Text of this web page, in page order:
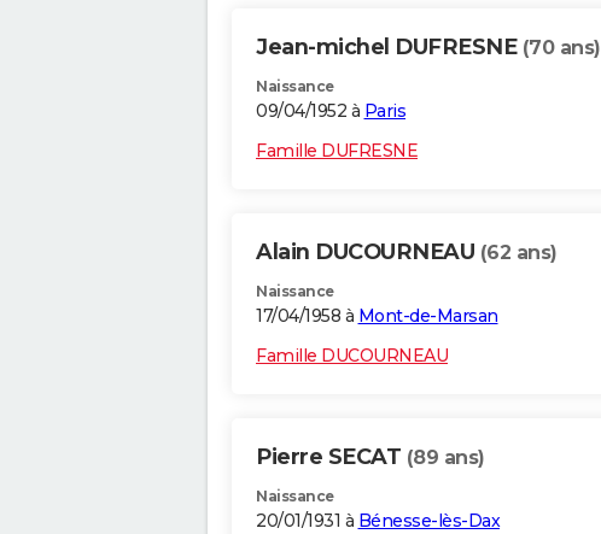
Jean-michel DUFRESNE (70 ans)
Naissance
09/04/1952 à Paris
Famille DUFRESNE
Alain DUCOURNEAU (62 ans)
Naissance
17/04/1958 à Mont-de-Marsan
Famille DUCOURNEAU
Pierre SECAT (89 ans)
Naissance
20/01/1931 à Bénesse-lès-Dax